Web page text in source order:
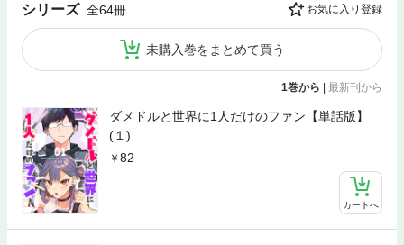
シリーズ 全64冊 お気に入り登録
未購入巻をまとめて買う
1巻から | 最新刊から
ダメドルと世界に1人だけのファン【単話版】
(１)
82
カートへ